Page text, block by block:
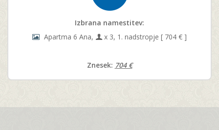
Izbrana namestitev:
Apartma 6 Ana,
x 3, 1. nadstropje [ 704 € ]
Znesek: 704 €